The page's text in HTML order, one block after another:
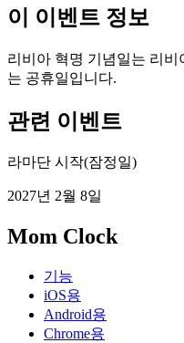
이 이벤트 정보
리비아 혁명 기념일는 리비
는 공휴일입니다.
관련 이벤트
라마단 시작(잠정일)
2027년 2월 8일
Mom Clock
기능
iOS용
Android용
Chrome용